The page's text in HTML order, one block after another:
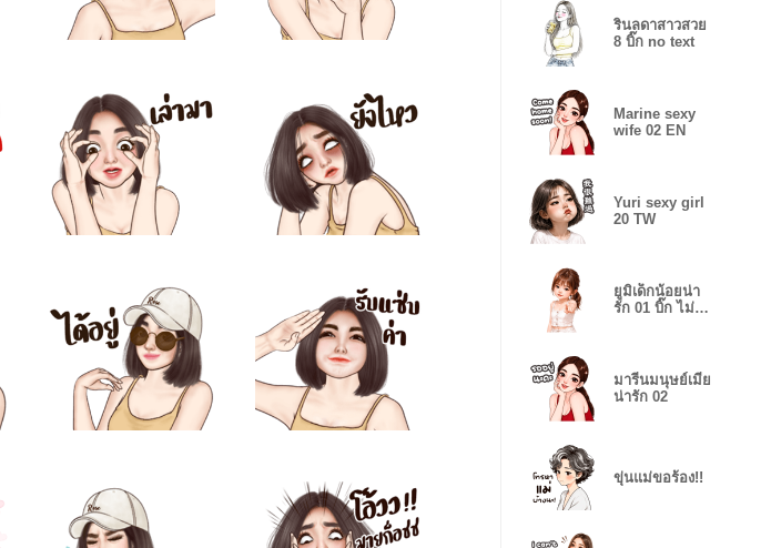
รินลดาสาวสวย
8 บิ๊ก no text
Marine sexy
wife 02 EN
Yuri sexy girl
20 TW
ยูมิเด็กน้อยน่า
รัก 01 บิ๊ก ไม่มี
มารีนมนุษย์เมีย
น่ารัก 02
ขุ่นแม่ขอร้อง!!